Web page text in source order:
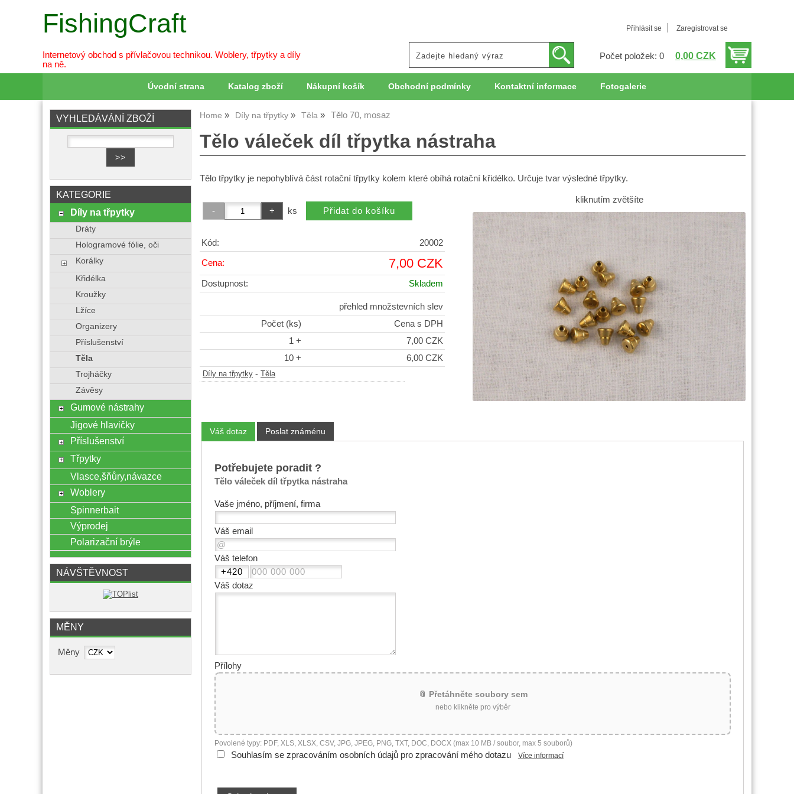
Přihlásit se Zaregistrovat se
Počet položek: 0 0,00 CZK
FishingCraft
Internetový obchod s přívlačovou technikou. Woblery, třpytky a díly
na ně.
Úvodní strana Katalog zboží Nákupní košík Obchodní podmínky Kontaktní informace Fotogalerie
Home Díly na třpytky Těla Tělo 70, mosaz
Tělo váleček díl třpytka nástraha
Tělo třpytky je nepohyblívá část rotační třpytky kolem které obíhá rotační křidélko. Určuje tvar výsledné třpytky.
kliknutím zvětšíte
ks
Kód: 20002
Cena: 7,00 CZK
Dostupnost: Skladem
přehled množstevních slev
Počet (ks)
Cena s DPH
1 +
7,00 CZK
10 +
6,00 CZK
Díly na třpytky - Těla
Váš dotaz Poslat známénu
Potřebujete poradit ?
Tělo váleček díl třpytka nástraha
Vaše jméno, příjmení, firma
Váš email
Váš telefon
Váš dotaz
Přílohy
📎 Přetáhněte soubory sem
nebo klikněte pro výběr
Povolené typy: PDF, XLS, XLSX, CSV, JPG, JPEG, PNG, TXT, DOC, DOCX (max 10 MB / soubor, max 5 souborů)
Souhlasím se zpracováním osobních údajů pro zpracování mého dotazu Více informací
VYHLEDÁVÁNÍ ZBOŽÍ
KATEGORIE
Díly na třpytky
Dráty
Hologramové fólie, oči
Korálky
Křidélka
Kroužky
Lžíce
Organizery
Příslušenství
Těla
Trojháčky
Závěsy
Gumové nástrahy
Jigové hlavičky
Příslušenství
Třpytky
Vlasce,šňůry,návazce
Woblery
Spinnerbait
Výprodej
Polarizační brýle
NÁVŠTĚVNOST
MĚNY
Měny